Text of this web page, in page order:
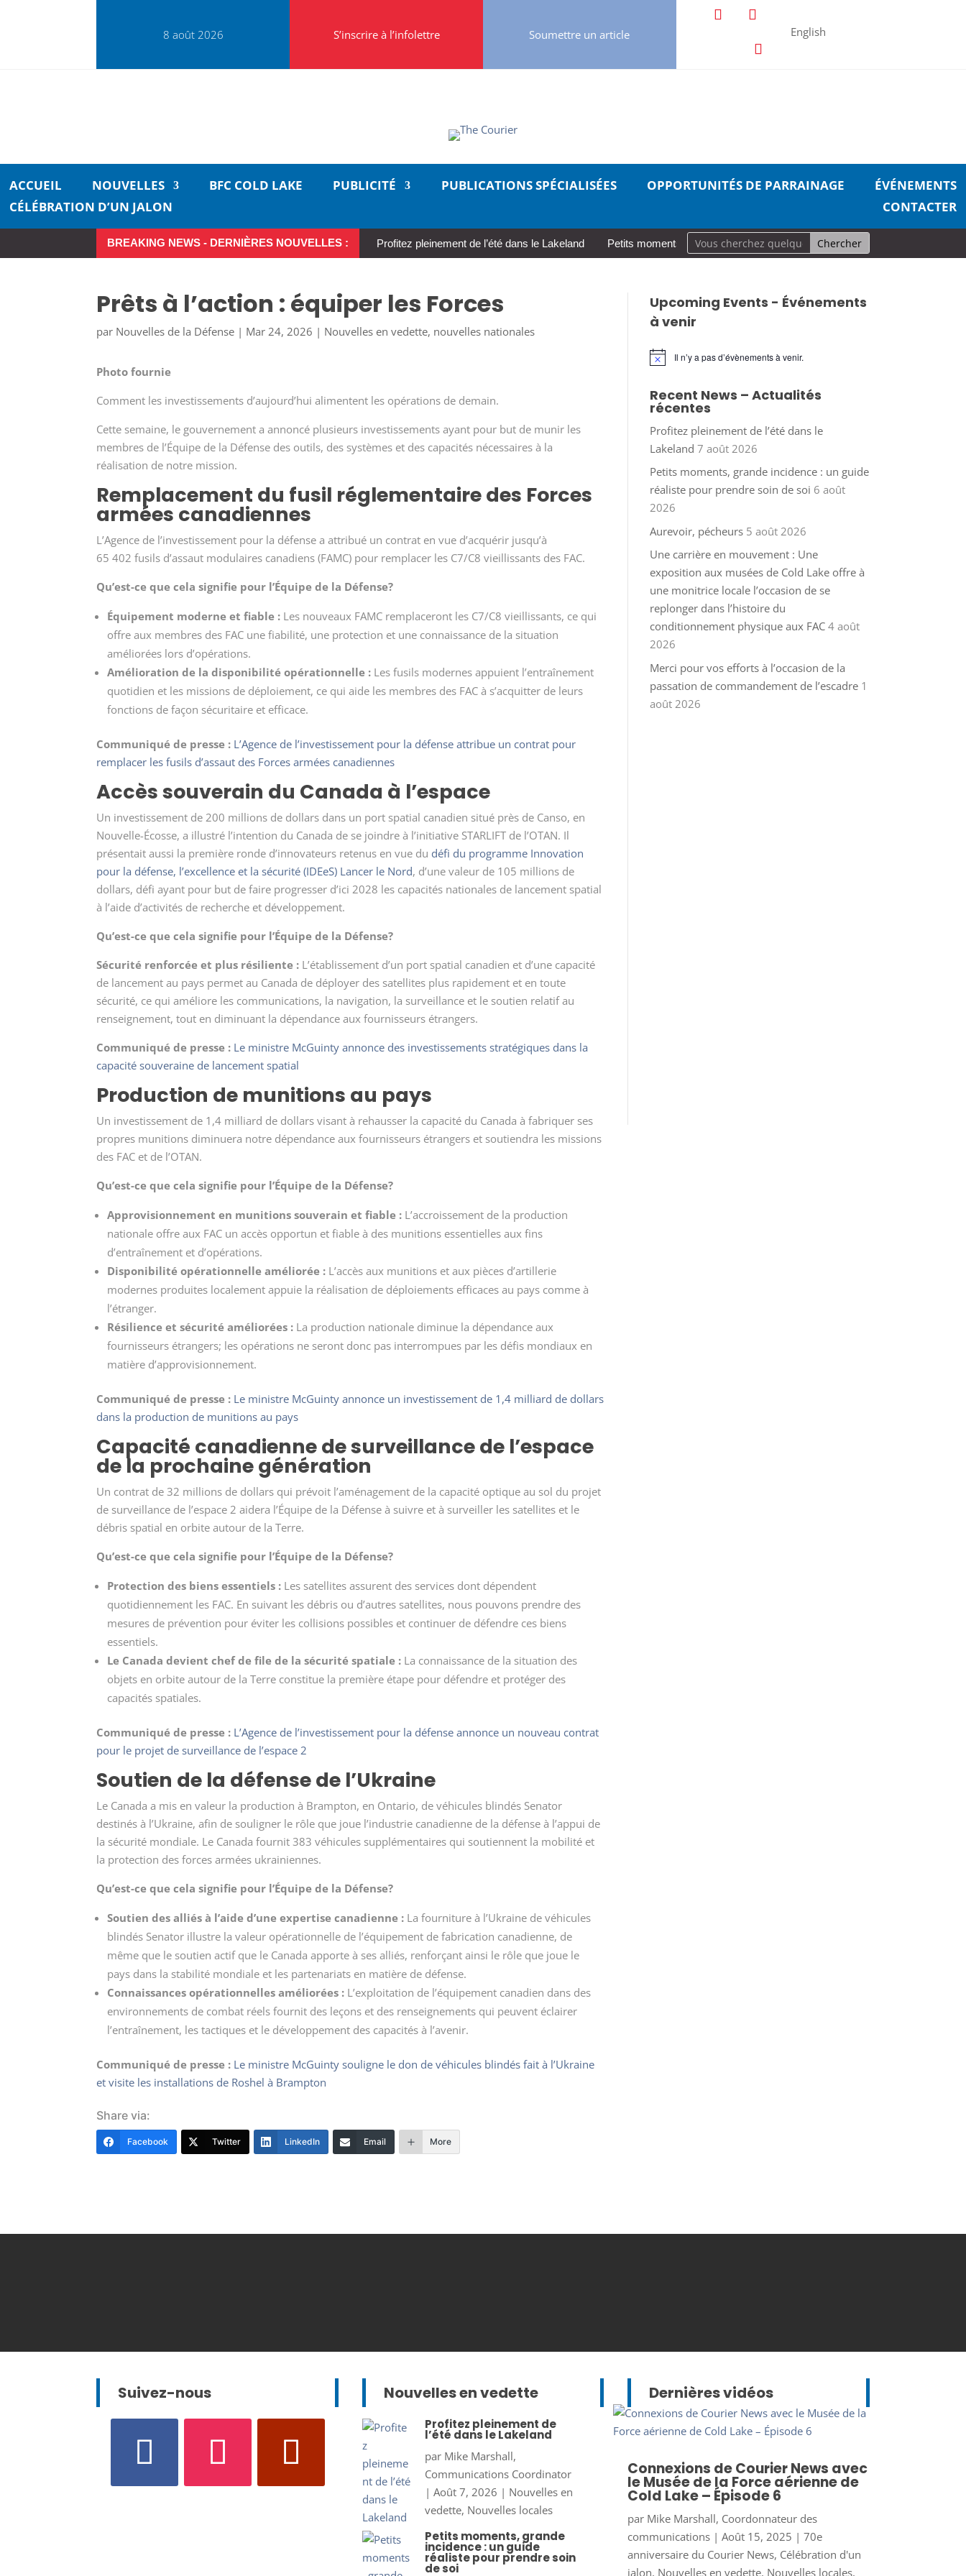
8 août 2026 S’inscrire à l’infolettre Soumettre un article English
ACCUEIL NOUVELLES BFC COLD LAKE PUBLICITÉ PUBLICATIONS SPÉCIALISÉES OPPORTUNITÉS DE PARRAINAGE
ÉVÉNEMENTS
CÉLÉBRATION D’UN JALON
CONTACTER
BREAKING NEWS - DERNIÈRES NOUVELLES : Profitez pleinement de l’été dans le Lakeland Petits moments, grande incidence : un guide réaliste pour prendre soin de
Prêts à l’action : équiper les Forces
par Nouvelles de la Défense | Mar 24, 2026 | Nouvelles en vedette, nouvelles nationales
Photo fournie
Comment les investissements d’aujourd’hui alimentent les opérations de demain.
Cette semaine, le gouvernement a annoncé plusieurs investissements ayant pour but de munir les
membres de l’Équipe de la Défense des outils, des systèmes et des capacités nécessaires à la
réalisation de notre mission.
Remplacement du fusil réglementaire des Forces
armées canadiennes
L’Agence de l’investissement pour la défense a attribué un contrat en vue d’acquérir jusqu’à
65 402 fusils d’assaut modulaires canadiens (FAMC) pour remplacer les C7/C8 vieillissants des FAC.
Qu’est-ce que cela signifie pour l’Équipe de la Défense?
Équipement moderne et fiable : Les nouveaux FAMC remplaceront les C7/C8 vieillissants, ce qui
offre aux membres des FAC une fiabilité, une protection et une connaissance de la situation
améliorées lors d’opérations.
Amélioration de la disponibilité opérationnelle : Les fusils modernes appuient l’entraînement
quotidien et les missions de déploiement, ce qui aide les membres des FAC à s’acquitter de leurs
fonctions de façon sécuritaire et efficace.
Communiqué de presse : L’Agence de l’investissement pour la défense attribue un contrat pour
remplacer les fusils d’assaut des Forces armées canadiennes
Accès souverain du Canada à l’espace
Un investissement de 200 millions de dollars dans un port spatial canadien situé près de Canso, en
Nouvelle-Écosse, a illustré l’intention du Canada de se joindre à l’initiative STARLIFT de l’OTAN. Il
présentait aussi la première ronde d’innovateurs retenus en vue du défi du programme Innovation
pour la défense, l’excellence et la sécurité (IDEeS) Lancer le Nord, d’une valeur de 105 millions de
dollars, défi ayant pour but de faire progresser d’ici 2028 les capacités nationales de lancement spatial
à l’aide d’activités de recherche et développement.
Qu’est-ce que cela signifie pour l’Équipe de la Défense?
Sécurité renforcée et plus résiliente : L’établissement d’un port spatial canadien et d’une capacité
de lancement au pays permet au Canada de déployer des satellites plus rapidement et en toute
sécurité, ce qui améliore les communications, la navigation, la surveillance et le soutien relatif au
renseignement, tout en diminuant la dépendance aux fournisseurs étrangers.
Communiqué de presse : Le ministre McGuinty annonce des investissements stratégiques dans la
capacité souveraine de lancement spatial
Production de munitions au pays
Un investissement de 1,4 milliard de dollars visant à rehausser la capacité du Canada à fabriquer ses
propres munitions diminuera notre dépendance aux fournisseurs étrangers et soutiendra les missions
des FAC et de l’OTAN.
Qu’est-ce que cela signifie pour l’Équipe de la Défense?
Approvisionnement en munitions souverain et fiable : L’accroissement de la production
nationale offre aux FAC un accès opportun et fiable à des munitions essentielles aux fins
d’entraînement et d’opérations.
Disponibilité opérationnelle améliorée : L’accès aux munitions et aux pièces d’artillerie
modernes produites localement appuie la réalisation de déploiements efficaces au pays comme à
l’étranger.
Résilience et sécurité améliorées : La production nationale diminue la dépendance aux
fournisseurs étrangers; les opérations ne seront donc pas interrompues par les défis mondiaux en
matière d’approvisionnement.
Communiqué de presse : Le ministre McGuinty annonce un investissement de 1,4 milliard de dollars
dans la production de munitions au pays
Capacité canadienne de surveillance de l’espace
de la prochaine génération
Un contrat de 32 millions de dollars qui prévoit l’aménagement de la capacité optique au sol du projet
de surveillance de l’espace 2 aidera l’Équipe de la Défense à suivre et à surveiller les satellites et le
débris spatial en orbite autour de la Terre.
Qu’est-ce que cela signifie pour l’Équipe de la Défense?
Protection des biens essentiels : Les satellites assurent des services dont dépendent
quotidiennement les FAC. En suivant les débris ou d’autres satellites, nous pouvons prendre des
mesures de prévention pour éviter les collisions possibles et continuer de défendre ces biens
essentiels.
Le Canada devient chef de file de la sécurité spatiale : La connaissance de la situation des
objets en orbite autour de la Terre constitue la première étape pour défendre et protéger des
capacités spatiales.
Communiqué de presse : L’Agence de l’investissement pour la défense annonce un nouveau contrat
pour le projet de surveillance de l’espace 2
Soutien de la défense de l’Ukraine
Le Canada a mis en valeur la production à Brampton, en Ontario, de véhicules blindés Senator
destinés à l’Ukraine, afin de souligner le rôle que joue l’industrie canadienne de la défense à l’appui de
la sécurité mondiale. Le Canada fournit 383 véhicules supplémentaires qui soutiennent la mobilité et
la protection des forces armées ukrainiennes.
Qu’est-ce que cela signifie pour l’Équipe de la Défense?
Soutien des alliés à l’aide d’une expertise canadienne : La fourniture à l’Ukraine de véhicules
blindés Senator illustre la valeur opérationnelle de l’équipement de fabrication canadienne, de
même que le soutien actif que le Canada apporte à ses alliés, renforçant ainsi le rôle que joue le
pays dans la stabilité mondiale et les partenariats en matière de défense.
Connaissances opérationnelles améliorées : L’exploitation de l’équipement canadien dans des
environnements de combat réels fournit des leçons et des renseignements qui peuvent éclairer
l’entraînement, les tactiques et le développement des capacités à l’avenir.
Communiqué de presse : Le ministre McGuinty souligne le don de véhicules blindés fait à l’Ukraine
et visite les installations de Roshel à Brampton
Share via:
Facebook Twitter LinkedIn Email More
Upcoming Events - Événements
à venir
Notice Il n’y a pas d’évènements à venir.
Recent News – Actualités
récentes
Profitez pleinement de l’été dans le
Lakeland 7 août 2026
Petits moments, grande incidence : un guide
réaliste pour prendre soin de soi 6 août
2026
Aurevoir, pécheurs 5 août 2026
Une carrière en mouvement : Une
exposition aux musées de Cold Lake offre à
une monitrice locale l’occasion de se
replonger dans l’histoire du
conditionnement physique aux FAC 4 août
2026
Merci pour vos efforts à l’occasion de la
passation de commandement de l’escadre 1
août 2026
Suivez-nous Nouvelles en vedette
Profitez pleinement de
l’été dans le Lakeland
par Mike Marshall,
Communications Coordinator
| Août 7, 2026 | Nouvelles en
vedette, Nouvelles locales
Petits moments, grande
incidence : un guide
réaliste pour prendre soin
de soi
Dernières vidéos
Connexions de Courier News avec
le Musée de la Force aérienne de
Cold Lake – Épisode 6
par Mike Marshall, Coordonnateur des
communications| Août 15, 2025 | 70e
anniversaire du Courier News, Célébration d'un
jalon, Nouvelles en vedette, Nouvelles locales,